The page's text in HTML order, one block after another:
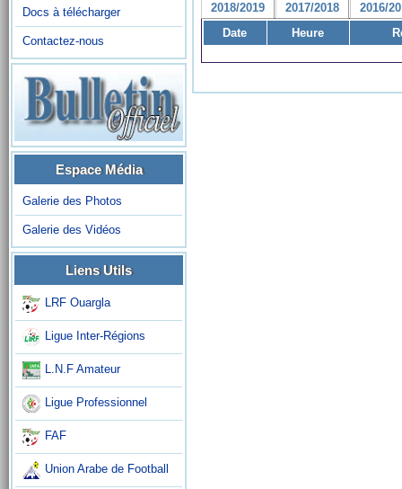
Docs à télécharger
Contactez-nous
Espace Média
Galerie des Photos
Galerie des Vidéos
Liens Utils
LRF Ouargla
Ligue Inter-Régions
L.N.F Amateur
Ligue Professionnel
FAF
Union Arabe de Football
2018/2019
2017/2018
2016/
Date
Heure